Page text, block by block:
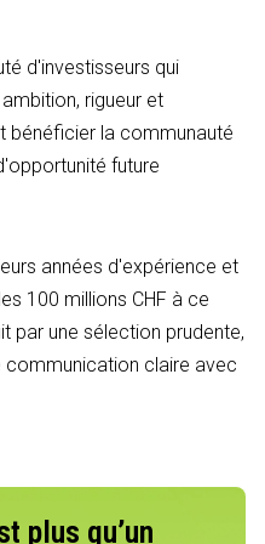
d'investisseurs qui
rigueur et
bénéficier la communauté
future
années d'expérience et
100 millions CHF à ce
par une sélection prudente,
communication claire avec
plus qu’un